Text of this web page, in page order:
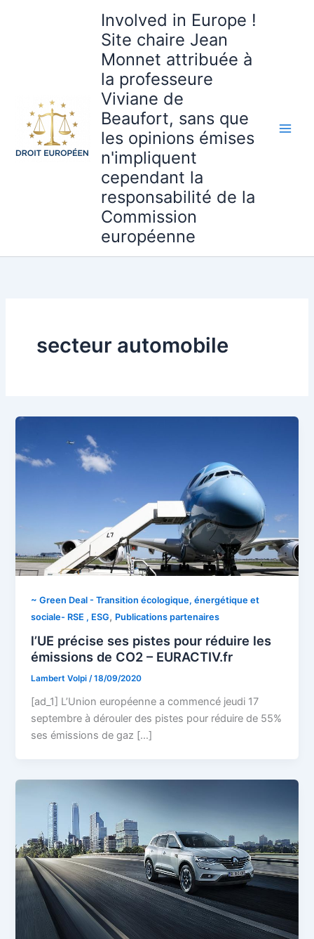
Involved in Europe !
Site chaire Jean
Monnet attribuée à
la professeure
Viviane de
Beaufort, sans que
les opinions émises
n'impliquent
cependant la
responsabilité de la
Commission
européenne
secteur automobile
~ Green Deal - Transition écologique, énergétique et
sociale- RSE , ESG, Publications partenaires
l’UE précise ses pistes pour réduire les
émissions de CO2 – EURACTIV.fr
Lambert Volpi/18/09/2020
[ad_1] L’Union européenne a commencé jeudi 17
septembre à dérouler des pistes pour réduire de 55%
ses émissions de gaz […]